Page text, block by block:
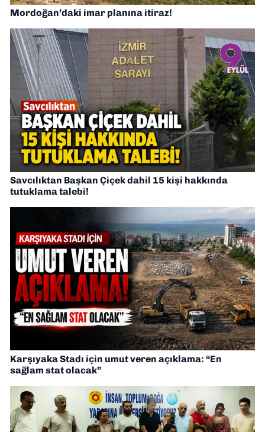
Mordoğan’daki imar planına itiraz!
Savcılıktan Başkan Çiçek dahil 15 kişi hakkında
tutuklama talebi!
Karşıyaka Stadı için umut veren açıklama: “En
sağlam stat olacak”